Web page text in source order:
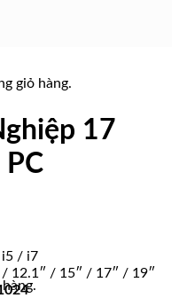
giỏ hàng.
17
PC
/ i7
/ 12.1″ / 15″ / 17″ / 19″